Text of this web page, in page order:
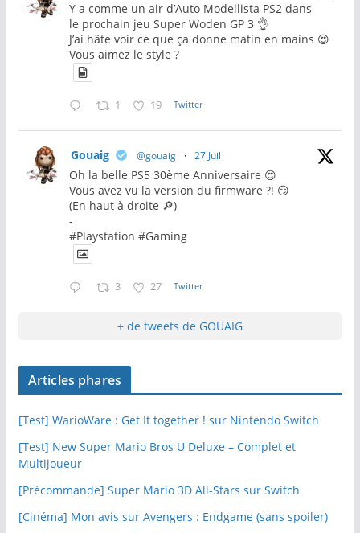
Y a comme un air d’Auto Modellista PS2 dans
le prochain jeu Super Woden GP 3 👌
J’ai hâte voir ce que ça donne matin en mains 😍
Vous aimez le style ?
1 19 Twitter
Gouaig @gouaig · 27 Juil
Oh la belle PS5 30ème Anniversaire 😍
Vous avez vu la version du firmware ?! 😏
(En haut à droite 🔎)
-
#Playstation #Gaming
3 27 Twitter
+ de tweets de GOUAIG
Articles phares
[Test] WarioWare : Get It together ! sur Nintendo Switch
[Test] New Super Mario Bros U Deluxe – Complet et
Multijoueur
[Précommande] Super Mario 3D All-Stars sur Switch
[Cinéma] Mon avis sur Avengers : Endgame (sans spoiler)